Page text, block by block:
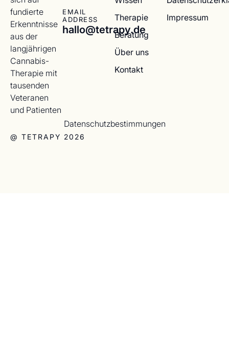
fundierte
Erkenntnisse
aus der
langjährigen
Cannabis-
Therapie mit
tausenden
Veteranen
und Patienten
EMAIL
ADDRESS
hallo@tetrapy.de
Therapie
Beratung
Über uns
Kontakt
Impressum
@ TETRAPY 2026
Datenschutzbestimmungen